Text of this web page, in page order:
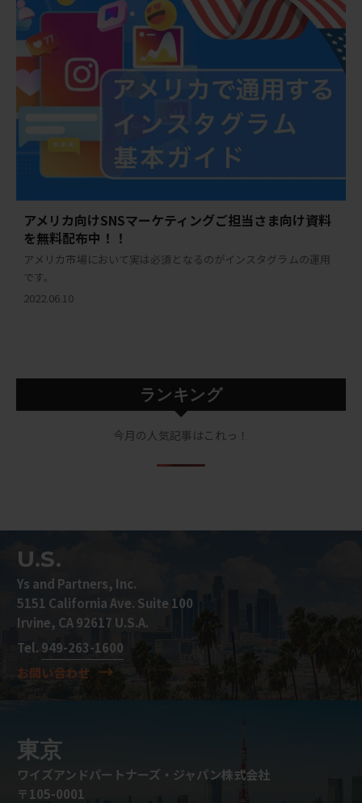
アメリカ向けSNSマーケティングご担当さま向け資料
を無料配布中！！
アメリカ市場において実は必須となるのがインスタグラムの運用
です。
2022.06.10
ランキング
今月の人気記事はこれっ！
U.S.
Ys and Partners, Inc.
5151 California Ave. Suite 100
Irvine, CA 92617 U.S.A.
Tel. 949-263-1600
お問い合わせ
東京
ワイズアンドパートナーズ・ジャパン株式会社
〒105-0001